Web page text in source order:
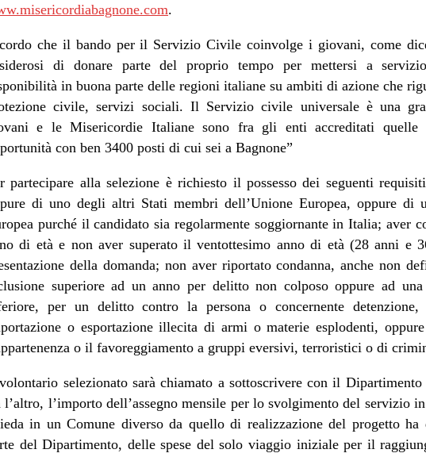
.
che il bando per il Servizio Civile coinvolge i giovani, come
di donare parte del proprio tempo per mettersi a
in buona parte delle regioni italiane su ambiti di azione che
civile, servizi sociali. Il Servizio civile universale è una
e le Misericordie Italiane sono fra gli enti accreditati quelle
con ben 3400 posti di cui sei a Bagnone”
partecipare alla selezione è richiesto il possesso dei seguenti
di uno degli altri Stati membri dell’Unione Europea, oppure di
purché il candidato sia regolarmente soggiornante in Italia; aver
di età e non aver superato il ventottesimo anno di età (28 anni e
della domanda; non aver riportato condanna, anche non
superiore ad un anno per delitto non colposo oppure ad
per un delitto contro la persona o concernente detenzione,
o esportazione illecita di armi o materie esplodenti,
o il favoreggiamento a gruppi eversivi, terroristici o di
selezionato sarà chiamato a sottoscrivere con il
l’altro, l’importo dell’assegno mensile per lo svolgimento del servizio
in un Comune diverso da quello di realizzazione del progetto
del Dipartimento, delle spese del solo viaggio iniziale per il